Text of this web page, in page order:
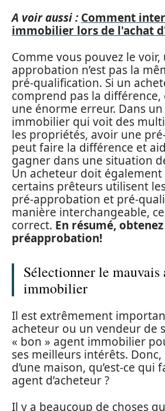
A voir aussi : Comment
immobilier lors de l'achat
Comme vous pouvez le voir,
approbation n’est pas la
pré-qualification. Si un
comprend pas la différence,
une énorme erreur. Dans
immobilier qui voit des
les propriétés, avoir une
peut faire la différence et
gagner dans une situation
Un acheteur doit également
certains prêteurs utilisent
pré-approbation et pré-
manière interchangeable, ce
correct. En résumé,
préapprobation!
Sélectionner le mauvais
immobilier
Il est extrêmement
acheteur ou un vendeur de
« bon » agent immobilier
ses meilleurs intérêts. Donc,
d’une maison, qu’est-ce qui
agent d’acheteur ?
Il y a beaucoup de choses